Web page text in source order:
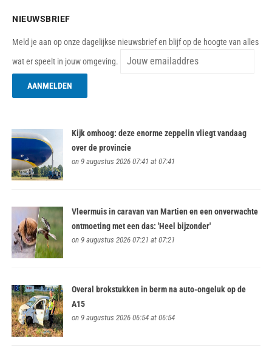
NIEUWSBRIEF
Meld je aan op onze dagelijkse nieuwsbrief en blijf op de hoogte van alles
wat er speelt in jouw omgeving.
Kijk omhoog: deze enorme zeppelin vliegt vandaag
over de provincie
on 9 augustus 2026 07:41 at 07:41
Vleermuis in caravan van Martien en een onverwachte
ontmoeting met een das: 'Heel bijzonder'
on 9 augustus 2026 07:21 at 07:21
Overal brokstukken in berm na auto-ongeluk op de
A15
on 9 augustus 2026 06:54 at 06:54